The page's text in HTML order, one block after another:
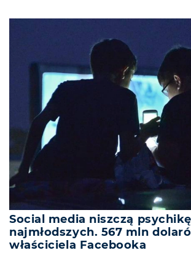
Social media niszczą psychikę
najmłodszych. 567 mln
właściciela Facebooka